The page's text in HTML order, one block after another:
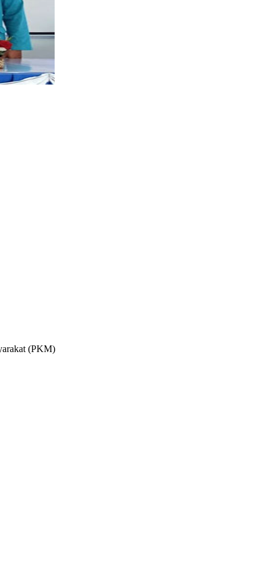
(PKM)